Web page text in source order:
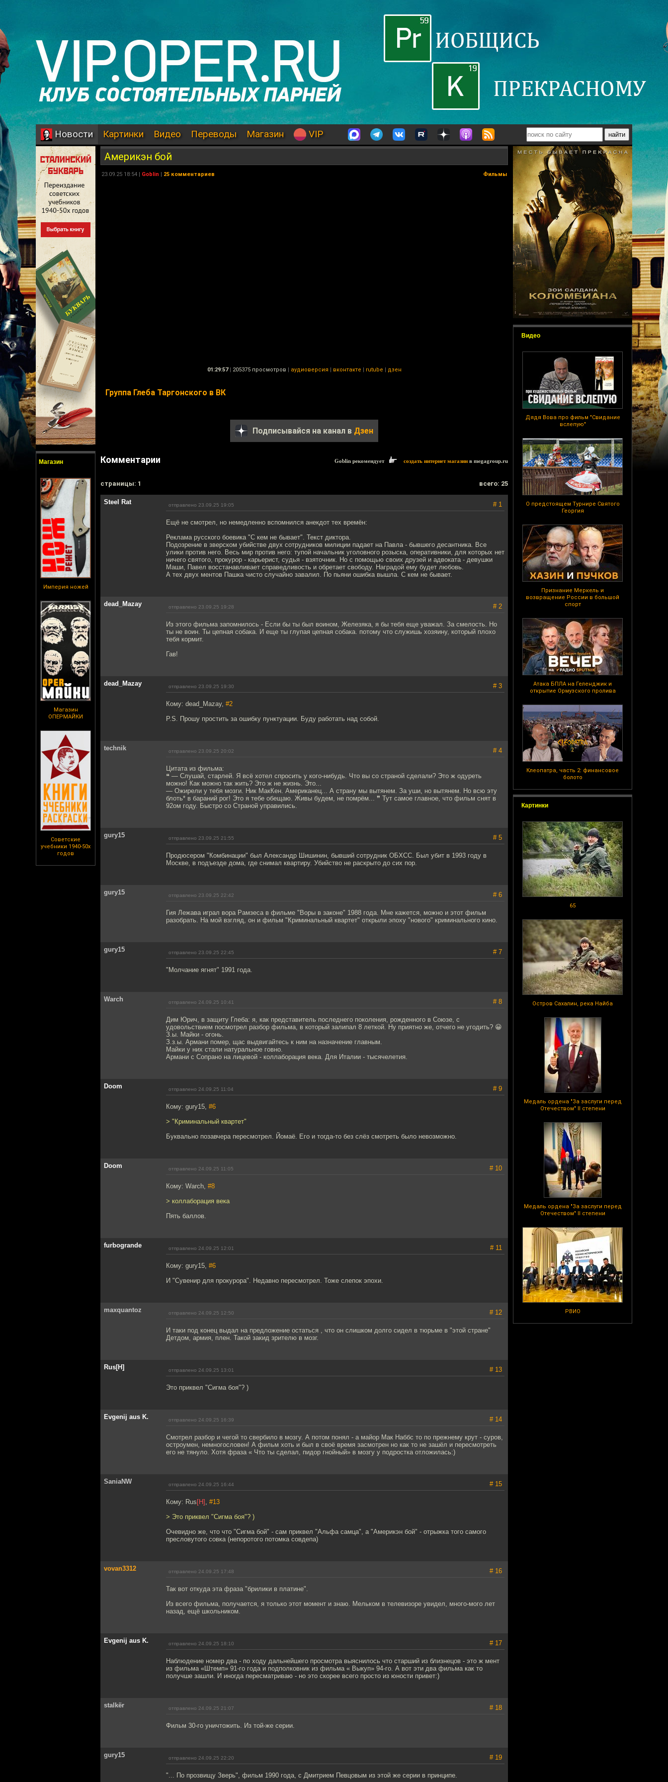
Новости Картинки Видео Переводы Магазин VIP
Магазин
Империя ножей
Магазин
ОПЕРМАЙКИ
Советские
учебники 1940-50х
годов
Видео
Дядя Вова про фильм "Свидание
вслепую"
О предстоящем Турнире Святого
Георгия
Признание Меркель и
возвращение России в большой
спорт
Атака БПЛА на Геленджик и
открытие Ормузского пролива
Клеопатра, часть 2: финансовое
болото
Картинки
65
Остров Сахалин, река Найба
Медаль ордена "За заслуги перед
Отечеством" II степени
Медаль ордена "За заслуги перед
Отечеством" II степени
РВИО
Америкэн бой
23.09.25 18:54 | Goblin | 25 комментариев Фильмы
01:29:57 | 205375 просмотров | аудиоверсия | вконтакте | rutube | дзен
Группа Глеба Таргонского в ВК
Подписывайся на канал в Дзен
Комментарии Goblin рекомендует создать интернет магазин в megagroup.ru
cтраницы: 1 всего: 25
Steel Rat отправлено 23.09.25 19:05 # 1
Ещё не смотрел, но немедленно вспомнился анекдот тех времён:
Реклама русского боевика "С кем не бывает". Текст диктора.
Подозрение в зверском убийстве двух сотрудников милиции падает на Павла - бывшего десантника. Все
улики против него. Весь мир против него: тупой начальник уголовного розыска, оперативники, для которых нет
ничего святого, прокурор - карьерист, судья - взяточник. Но с помощью своих друзей и адвоката - девушки
Маши, Павел восстанавливает справедливость и обретает свободу. Наградой ему будет любовь.
А тех двух ментов Пашка чисто случайно завалил. По пьяни ошибка вышла. С кем не бывает.
dead_Mazay отправлено 23.09.25 19:28 # 2
Из этого фильма запомнилось - Если бы ты был воином, Железяка, я бы тебя еще уважал. За смелость. Но
ты не воин. Ты цепная собака. И еще ты глупая цепная собака. потому что служишь хозяину, который плохо
тебя кормит.
Гав!
dead_Mazay отправлено 23.09.25 19:30 # 3
Кому: dead_Mazay, #2
P.S. Прошу простить за ошибку пунктуации. Буду работать над собой.
technik отправлено 23.09.25 20:02 # 4
Цитата из фильма:
❝ — Слушай, старлей. Я всё хотел спросить у кого-нибудь. Что вы со страной сделали? Это ж одуреть
можно! Как можно так жить? Это ж не жизнь. Это...
— Ожирели у тебя мозги. Ник МакКен. Американец... А страну мы вытянем. За уши, но вытянем. Но всю эту
блоть* в бараний рог! Это я тебе обещаю. Живы будем, не помрём... ❞ Тут самое главное, что фильм снят в
92ом году. Быстро со Страной управились.
gury15 отправлено 23.09.25 21:55 # 5
Продюсером "Комбинации" был Александр Шишинин, бывший сотрудник ОБХСС. Был убит в 1993 году в
Москве, в подъезде дома, где снимал квартиру. Убийство не раскрыто до сих пор.
gury15 отправлено 23.09.25 22:42 # 6
Гия Лежава играл вора Рамзеса в фильме "Воры в законе" 1988 года. Мне кажется, можно и этот фильм
разобрать. На мой взгляд, он и фильм "Криминальный квартет" открыли эпоху "нового" криминального кино.
gury15 отправлено 23.09.25 22:45 # 7
"Молчание ягнят" 1991 года.
Warch отправлено 24.09.25 10:41 # 8
Дим Юрич, в защиту Глеба: я, как представитель последнего поколения, рожденного в Союзе, с
удовольствием посмотрел разбор фильма, в который залипал 8 леткой. Ну приятно же, отчего не угодить? 😀
З.ы. Майки - огонь.
З.з.ы. Армани помер, щас выдвигайтесь к ним на назначение главным.
Майки у них стали натуральное говно.
Армани с Сопрано на лицевой - коллаборация века. Для Италии - тысячелетия.
Doom отправлено 24.09.25 11:04 # 9
Кому: gury15, #6
> "Криминальный квартет"
Буквально позавчера пересмотрел. Йомаё. Его и тогда-то без слёз смотреть было невозможно.
Doom отправлено 24.09.25 11:05 # 10
Кому: Warch, #8
> коллаборация века
Пять баллов.
furbogrande отправлено 24.09.25 12:01 # 11
Кому: gury15, #6
И "Сувенир для прокурора". Недавно пересмотрел. Тоже слепок эпохи.
maxquantoz отправлено 24.09.25 12:50 # 12
И таки под конец выдал на предложение остаться , что он слишком долго сидел в тюрьме в "этой стране"
Детдом, армия, плен. Такой закид зрителю в мозг.
Rus[H] отправлено 24.09.25 13:01 # 13
Это приквел "Сигма боя"? )
Evgenij aus K. отправлено 24.09.25 16:39 # 14
Смотрел разбор и чегой то свербило в мозгу. А потом понял - а майор Мак Наббс то по прежнему крут - суров,
остроумен, немногословен! А фильм хоть и был в своё время засмотрен но как то не зашёл и пересмотреть
его не тянуло. Хотя фраза « Что ты сделал, пидор гнойный» в мозгу у подростка отложилась:)
SaniaNW отправлено 24.09.25 16:44 # 15
Кому: Rus [H] , #13
> Это приквел "Сигма боя"? )
Очевидно же, что что "Сигма бой" - сам приквел "Альфа самца", а "Америкэн бой" - отрыжка того самого
пресловутого совка (непоротого потомка совдепа)
vovan3312 отправлено 24.09.25 17:48 # 16
Так вот откуда эта фраза "брилики в платине".
Из всего фильма, получается, я только этот момент и знаю. Мельком в телевизоре увидел, много-мого лет
назад, ещё школьником.
Evgenij aus K. отправлено 24.09.25 18:10 # 17
Наблюдение номер два - по ходу дальнейшего просмотра выяснилось что старший из близнецов - это ж мент
из фильма «Штемп» 91-го года и подполковник из фильма « Выкуп» 94-го. А вот эти два фильма как то
получше зашли. И иногда пересматриваю - но это скорее всего просто из юности привет:)
stalkёr отправлено 24.09.25 21:07 # 18
Фильм 30-го уничтожить. Из той-же серии.
gury15 отправлено 24.09.25 22:20 # 19
"... По прозвищу Зверь", фильм 1990 года, с Дмитрием Певцовым из этой же серии в принципе.